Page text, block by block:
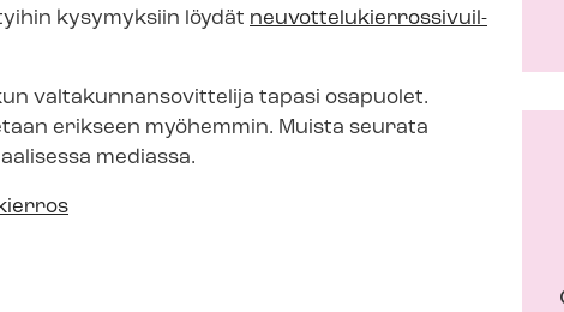
kysymyksiin löydät neu­vot­te­lu­kier­ros­si­vuil­
val­ta­kun­nan­so­vit­te­li­ja tapasi osapuolet.
erikseen myöhemmin. Muista seurata
mediassa.